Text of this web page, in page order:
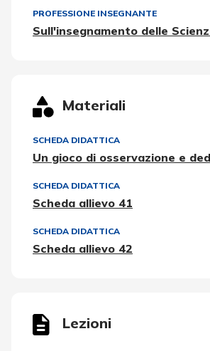
PROFESSIONE INSEGNANTE
Sull'insegnamento delle
Materiali
SCHEDA DIDATTICA
Un gioco di osservazione e
SCHEDA DIDATTICA
Scheda allievo 41
SCHEDA DIDATTICA
Scheda allievo 42
Lezioni